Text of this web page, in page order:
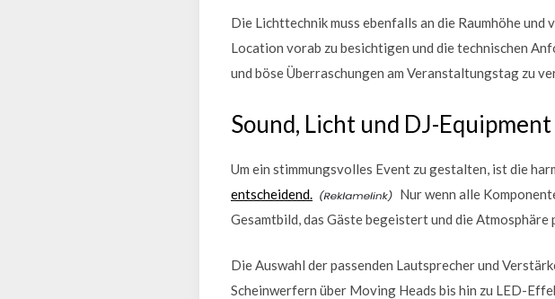
Die Lichttechnik muss ebenfalls an die Raumhöhe
Location vorab zu besichtigen und die technischen
und böse Überraschungen am Veranstaltungstag zu
Sound, Licht und DJ-
Um ein stimmungsvolles Event zu gestalten, ist die
entscheidend.
Nur wenn alle
Gesamtbild, das Gäste begeistert und die Atmosphäre
Die Auswahl der passenden Lautsprecher und
Scheinwerfern über Moving Heads bis hin zu LED-